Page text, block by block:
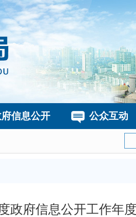
信息公开 公众互动
政府信息公开工作年